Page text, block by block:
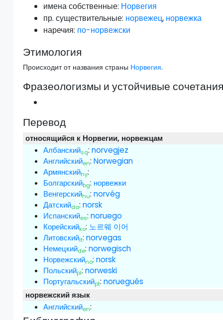
имена собственные: Норвегия
пр.существительные: норвежец, норвежка
наречия: по-норвежски
Этимология
Происходит от названия страны Норвегия.
Фразеологизмы и устойчивые
Перевод
относящийся к Норвегии, норвежцам
Албанскийsq:norvegjez
Английскийen:Norwegian
Армянскийhy:
Болгарскийbg: норвежки
Венгерскийhu:norvég
Датскийda:norsk
Испанскийes:noruego
Корейскийko: 노르웨 이어
Литовскийlt:norvegas
Немецкийde:norwegisch
Норвежскийno:norsk
Польскийpl:norweski
Португальскийpt:norueguês
норвежский язык
Английскийen: